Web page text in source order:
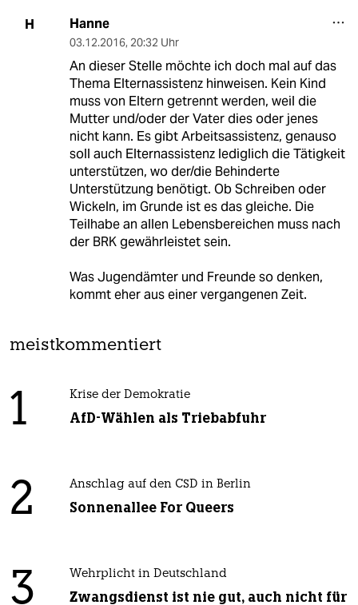
H Hanne
03.12.2016, 20:32 Uhr
An dieser Stelle möchte ich doch mal auf das
Thema Elternassistenz hinweisen. Kein Kind
muss von Eltern getrennt werden, weil die
Mutter und/oder der Vater dies oder jenes
nicht kann. Es gibt Arbeitsassistenz, genauso
soll auch Elternassistenz lediglich die Tätigkeit
unterstützen, wo der/die Behinderte
Unterstützung benötigt. Ob Schreiben oder
Wickeln, im Grunde ist es das gleiche. Die
Teilhabe an allen Lebensbereichen muss nach
der BRK gewährleistet sein.
Was Jugendämter und Freunde so denken,
kommt eher aus einer vergangenen Zeit.
meistkommentiert
1 Krise der Demokratie
AfD-Wählen als Triebabfuhr
2 Anschlag auf den CSD in Berlin
Sonnenallee For Queers
3 Wehrplicht in Deutschland
Zwangsdienst ist nie gut, auch nicht für